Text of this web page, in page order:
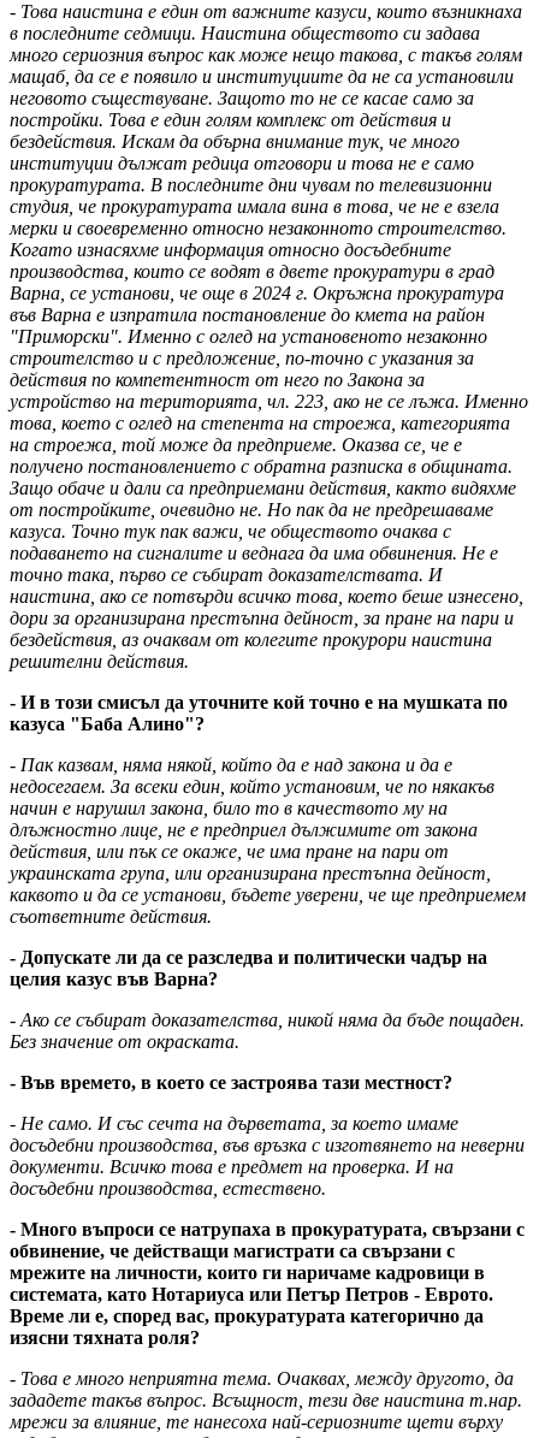
- Това наистина е един от важните казуси, които възникнаха
в последните седмици. Наистина обществото си задава
много сериозния въпрос как може нещо такова, с такъв голям
мащаб, да се е появило и институциите да не са установили
неговото съществуване. Защото то не се касае само за
постройки. Това е един голям комплекс от действия и
бездействия. Искам да обърна внимание тук, че много
институции дължат редица отговори и това не е само
прокуратурата. В последните дни чувам по телевизионни
студия, че прокуратурата имала вина в това, че не е взела
мерки и своевременно относно незаконното строителство.
Когато изнасяхме информация относно досъдебните
производства, които се водят в двете прокуратури в град
Варна, се установи, че още в 2024 г. Окръжна прокуратура
във Варна е изпратила постановление до кмета на район
"Приморски". Именно с оглед на установеното незаконно
строителство и с предложение, по-точно с указания за
действия по компетентност от него по Закона за
устройство на територията, чл. 223, ако не се лъжа. Именно
това, което с оглед на степента на строежа, категорията
на строежа, той може да предприеме. Оказва се, че е
получено постановлението с обратна разписка в общината.
Защо обаче и дали са предприемани действия, както видяхме
от постройките, очевидно не. Но пак да не предрешаваме
казуса. Точно тук пак важи, че обществото очаква с
подаването на сигналите и веднага да има обвинения. Не е
точно така, първо се събират доказателствата. И
наистина, ако се потвърди всичко това, което беше изнесено,
дори за организирана престъпна дейност, за пране на пари и
бездействия, аз очаквам от колегите прокурори наистина
решителни действия.
- И в този смисъл да уточните кой точно е на мушката по
казуса "Баба Алино"?
- Пак казвам, няма някой, който да е над закона и да е
недосегаем. За всеки един, който установим, че по някакъв
начин е нарушил закона, било то в качеството му на
длъжностно лице, не е предприел дължимите от закона
действия, или пък се окаже, че има пране на пари от
украинската група, или организирана престъпна дейност,
каквото и да се установи, бъдете уверени, че ще предприемем
съответните действия.
- Допускате ли да се разследва и политически чадър на
целия казус във Варна?
- Ако се събират доказателства, никой няма да бъде пощаден.
Без значение от окраската.
- Във времето, в което се застроява тази местност?
- Не само. И със сечта на дърветата, за което имаме
досъдебни производства, във връзка с изготвянето на неверни
документи. Всичко това е предмет на проверка. И на
досъдебни производства, естествено.
- Много въпроси се натрупаха в прокуратурата, свързани с
обвинение, че действащи магистрати са свързани с
мрежите на личности, които ги наричаме кадровици в
системата, като Нотариуса или Петър Петров - Еврото.
Време ли е, според вас, прокуратурата категорично да
изясни тяхната роля?
- Това е много неприятна тема. Очаквах, между другото, да
зададете такъв въпрос. Всъщност, тези две наистина т.нар.
мрежи за влияние, те нанесоха най-сериозните щети върху